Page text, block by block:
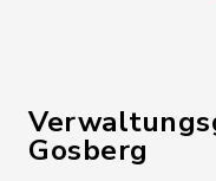
Gosberg